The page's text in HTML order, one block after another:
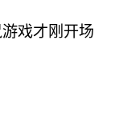
戏才刚开场